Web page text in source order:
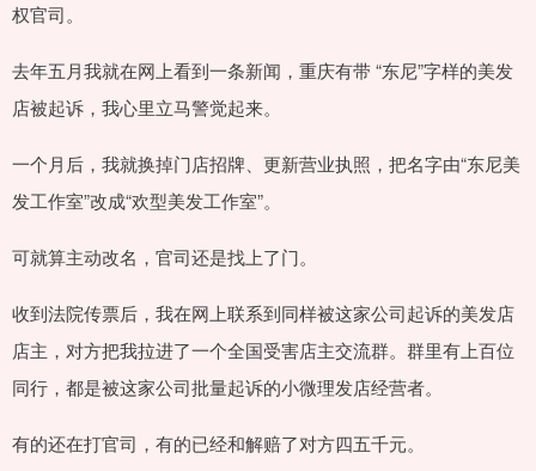
权官司。
去年五月我就在网上看到一条新闻，重庆有带 “东尼”字样的美发
店被起诉，我心里立马警觉起来。
一个月后，我就换掉门店招牌、更新营业执照，把名字由“东尼美
发工作室”改成“欢型美发工作室”。
可就算主动改名，官司还是找上了门。
收到法院传票后，我在网上联系到同样被这家公司起诉的美发店
店主，对方把我拉进了一个全国受害店主交流群。群里有上百位
同行，都是被这家公司批量起诉的小微理发店经营者。
有的还在打官司，有的已经和解赔了对方四五千元。